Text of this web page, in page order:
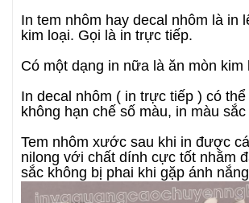
In tem nhôm hay decal nhôm là in
kim loại. Gọi là in trực tiếp.
Có một dạng in nữa là ăn mòn kim
In decal nhôm ( in trực tiếp ) có
không hạn chế số màu, in màu
Tem nhôm xước sau khi in được
nilong với chất dính cực tốt nhằm
sắc không bị phai khi gặp ánh